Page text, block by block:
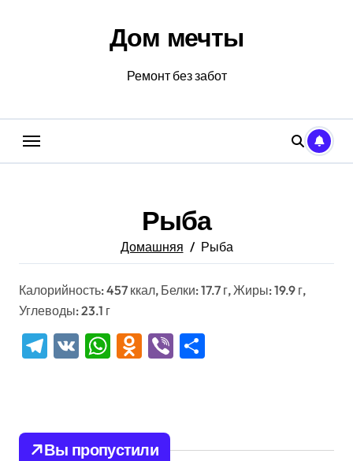
Дом мечты
Ремонт без забот
Рыба
Домашняя Рыба
Калорийность: 457 ккал, Белки: 17.7 г, Жиры: 19.9 г,
Углеводы: 23.1 г
Telegram
VK WhatsApp
Odnoklassniki
Viber
Вы пропустили